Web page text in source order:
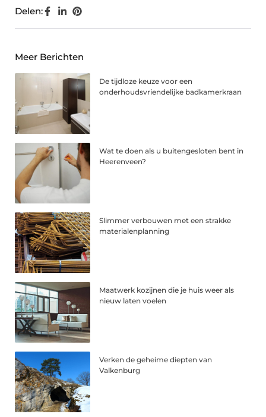
Delen:
Meer Berichten
De tijdloze keuze voor een
onderhoudsvriendelijke badkamerkraan
Wat te doen als u buitengesloten bent in
Heerenveen?
Slimmer verbouwen met een strakke
materialenplanning
Maatwerk kozijnen die je huis weer als
nieuw laten voelen
Verken de geheime diepten van
Valkenburg